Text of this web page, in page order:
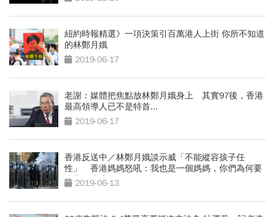
紐約時報精選》一項決策引百萬港人上街 你所不知道
的林鄭月娥
2019-06-17
老謝：媒體把焦點放林鄭月娥身上 其實97後，香港
最高領導人已不是特首...
2019-06-17
香港反送中／林鄭月娥談示威「不能縱容孩子任
性」 香港媽媽怒吼：我也是一個媽媽，你們為何要
這樣打小孩？
2019-06-13